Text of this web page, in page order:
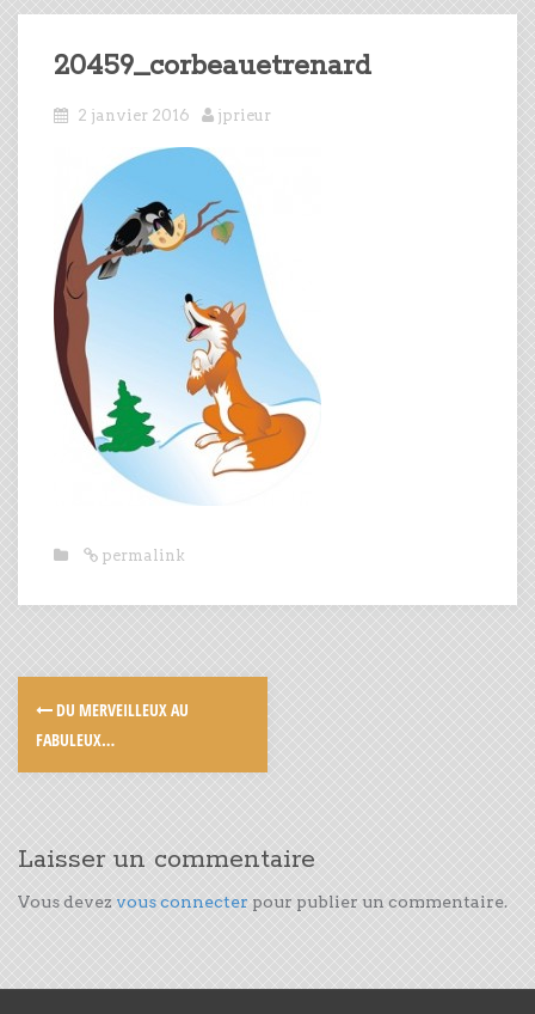
20459_corbeauetrenard
2 janvier 2016 jprieur
permalink
DU MERVEILLEUX AU
FABULEUX…
Laisser un commentaire
Vous devez vous connecter pour publier un commentaire.